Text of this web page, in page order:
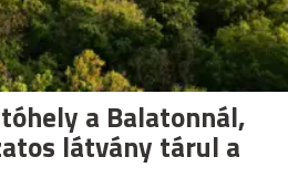
a Balatonnál,
látvány tárul a